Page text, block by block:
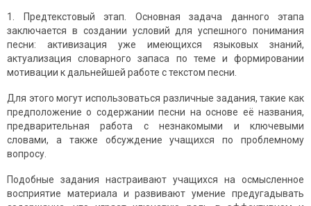
1. Предтекстовый этап. Основная задача данного этапа
заключается в создании условий для успешного понимания
песни: активизация уже имеющихся языковых знаний,
актуализация словарного запаса по теме и формировании
мотивации к дальнейшей работе с текстом песни.
Для этого могут использоваться различные задания, такие как
предположение о содержании песни на основе её названия,
предварительная работа с незнакомыми и ключевыми
словами, а также обсуждение учащихся по проблемному
вопросу.
Подобные задания настраивают учащихся на осмысленное
восприятие материала и развивают умение предугадывать